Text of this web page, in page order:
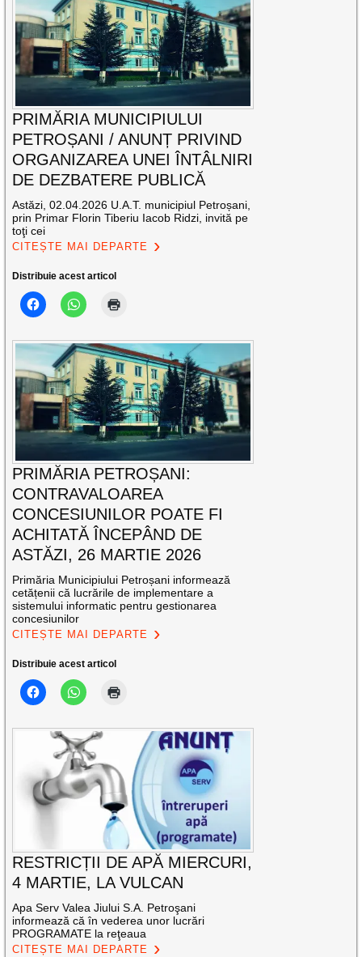
PRIMĂRIA MUNICIPIULUI
PETROȘANI / ANUNȚ PRIVIND
ORGANIZAREA UNEI ÎNTÂLNIRI
DE DEZBATERE PUBLICĂ
Astăzi, 02.04.2026 U.A.T. municipiul Petroșani,
prin Primar Florin Tiberiu Iacob Ridzi, invită pe
toţi cei
CITEȘTE MAI DEPARTE
Distribuie acest articol
PRIMĂRIA PETROȘANI:
CONTRAVALOAREA
CONCESIUNILOR POATE FI
ACHITATĂ ÎNCEPÂND DE
ASTĂZI, 26 MARTIE 2026
Primăria Municipiului Petroșani informează
cetățenii că lucrările de implementare a
sistemului informatic pentru gestionarea
concesiunilor
CITEȘTE MAI DEPARTE
Distribuie acest articol
RESTRICȚII DE APĂ MIERCURI,
4 MARTIE, LA VULCAN
Apa Serv Valea Jiului S.A. Petroşani
informează că în vederea unor lucrări
PROGRAMATE la reţeaua
CITEȘTE MAI DEPARTE